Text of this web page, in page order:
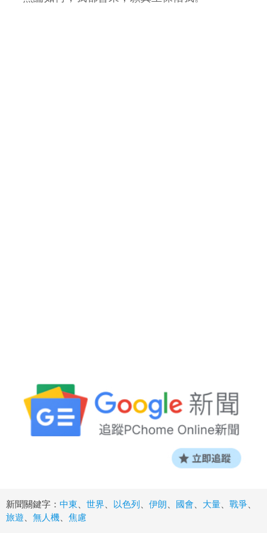
新聞關鍵字： 中東 世界 以色列 伊朗 國會 大量 戰爭
旅遊
無人機 焦慮